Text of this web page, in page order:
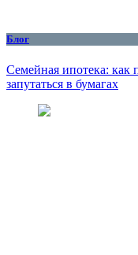
Блог
Семейная ипотека: как
запутаться в бумагах